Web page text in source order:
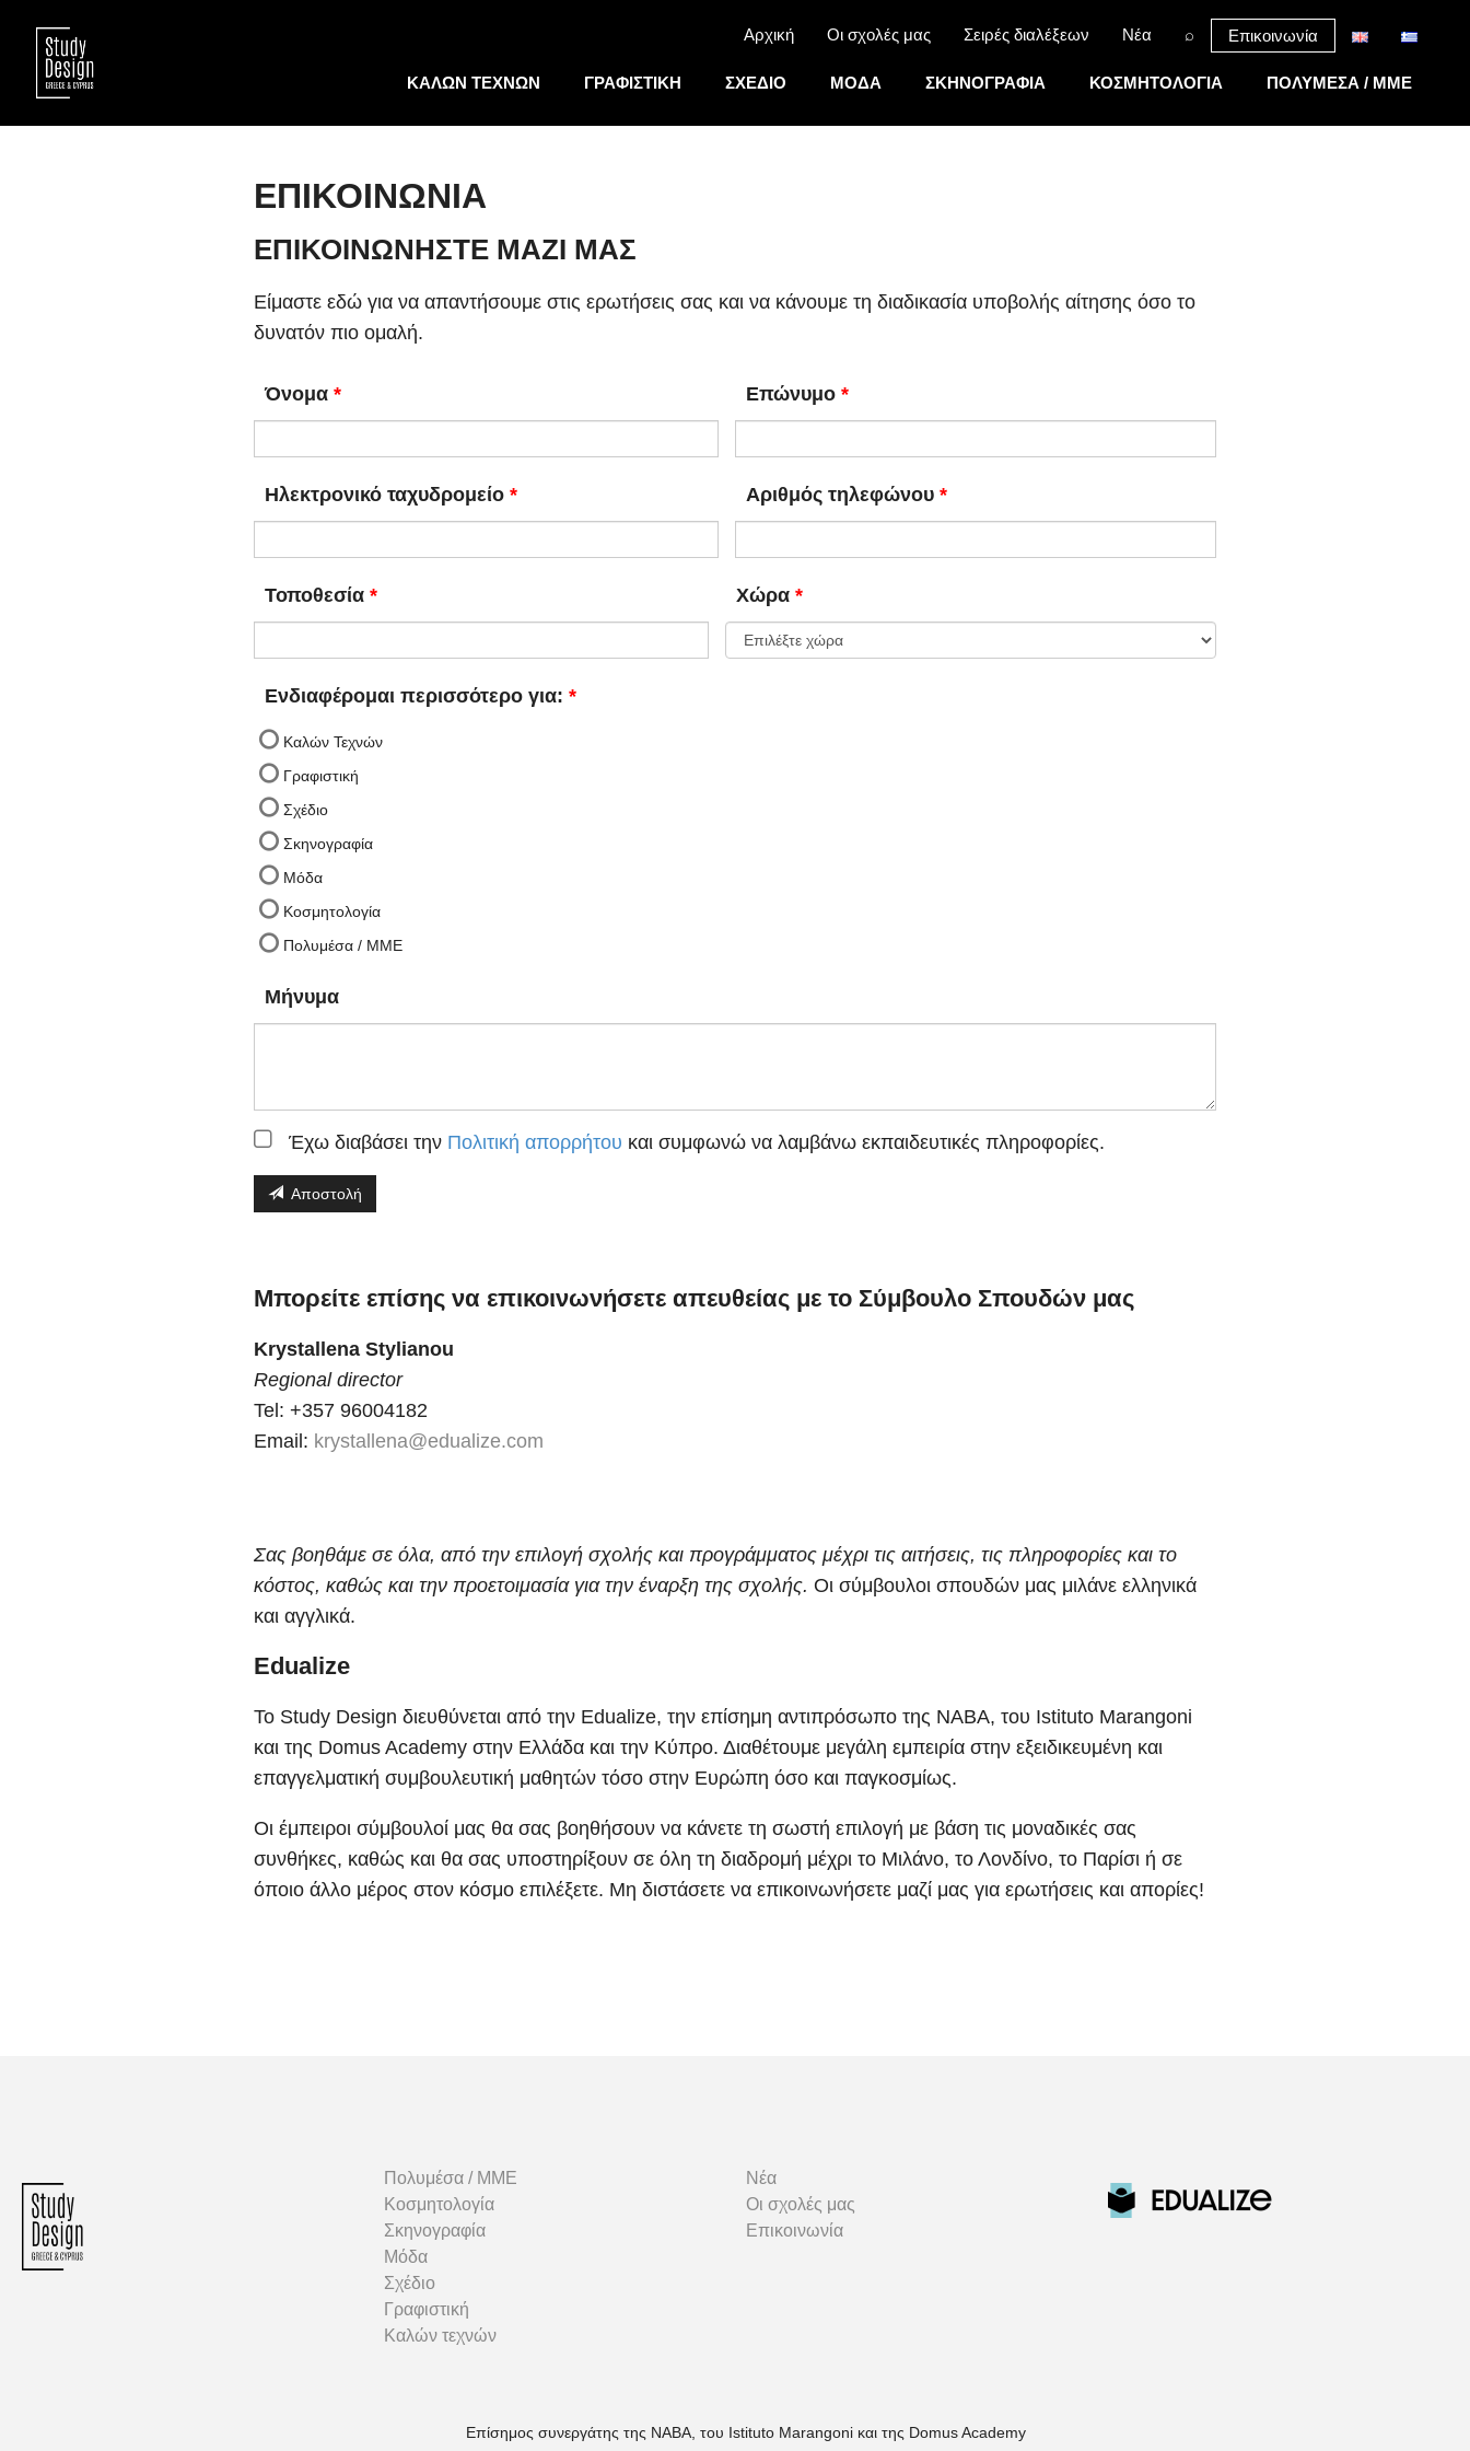
Επικοινωνία
⌕
Νέα
Σειρές διαλέξεων
Οι σχολές μας
Αρχική
ΠΟΛΥΜΕΣΑ / MME
ΚΟΣΜΗΤΟΛΟΓΙΑ
ΣΚΗΝΟΓΡΑΦΙΑ
ΜΟΔΑ
ΣΧΕΔΙΟ
ΓΡΑΦΙΣΤΙΚΗ
ΚΑΛΩΝ ΤΕΧΝΩΝ
ΕΠΙΚΟΙΝΩΝΙΑ
ΕΠΙΚΟΙΝΩΝΗΣΤΕ ΜΑΖΙ ΜΑΣ
Είμαστε εδώ για να απαντήσουμε στις ερωτήσεις σας και να κάνουμε τη διαδικασία υποβολής αίτησης όσο το
δυνατόν πιο ομαλή.
Όνομα Επώνυμο
Ηλεκτρονικό ταχυδρομείο Αριθμός τηλεφώνου
Τοποθεσία Χώρα
Ενδιαφέρομαι περισσότερο για:
Καλών Τεχνών
Γραφιστική
Σχέδιο
Σκηνογραφία
Μόδα
Κοσμητολογία
Πολυμέσα / MME
Μήνυμα
Έχω διαβάσει την Πολιτική απορρήτου και συμφωνώ να λαμβάνω εκπαιδευτικές πληροφορίες.
Αποστολή
Μπορείτε επίσης να επικοινωνήσετε απευθείας με το Σύμβουλο Σπουδών μας
Krystallena Stylianou
Regional director
Tel: +357 96004182
Email: krystallena@edualize.com
Σας βοηθάμε σε όλα, από την επιλογή σχολής και προγράμματος μέχρι τις αιτήσεις, τις πληροφορίες και το
κόστος, καθώς και την προετοιμασία για την έναρξη της σχολής. Οι σύμβουλοι σπουδών μας μιλάνε ελληνικά
και αγγλικά.
Edualize
Το Study Design διευθύνεται από την Edualize, την επίσημη αντιπρόσωπο της NABA, του Istituto Marangoni
και της Domus Academy στην Ελλάδα και την Κύπρο. Διαθέτουμε μεγάλη εμπειρία στην εξειδικευμένη και
επαγγελματική συμβουλευτική μαθητών τόσο στην Ευρώπη όσο και παγκοσμίως.
Οι έμπειροι σύμβουλοί μας θα σας βοηθήσουν να κάνετε τη σωστή επιλογή με βάση τις μοναδικές σας
συνθήκες, καθώς και θα σας υποστηρίξουν σε όλη τη διαδρομή μέχρι το Μιλάνο, το Λονδίνο, το Παρίσι ή σε
όποιο άλλο μέρος στον κόσμο επιλέξετε. Μη διστάσετε να επικοινωνήσετε μαζί μας για ερωτήσεις και απορίες!
Πολυμέσα / MME
Κοσμητολογία
Σκηνογραφία
Μόδα
Σχέδιο
Γραφιστική
Καλών τεχνών
Νέα
Οι σχολές μας
Επικοινωνία
Επίσημος συνεργάτης της NABA, του Istituto Marangoni και της Domus Academy